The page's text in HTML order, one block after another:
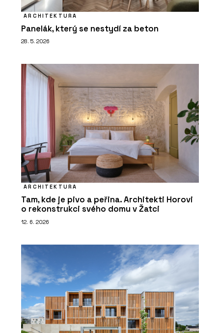
ARCHITEKTURA
Panelák, který se nestydí za beton
28. 5. 2026
ARCHITEKTURA
Tam, kde je pivo a peřina. Architekti Horovi
o rekonstrukci svého domu v Žatci
12. 6. 2026